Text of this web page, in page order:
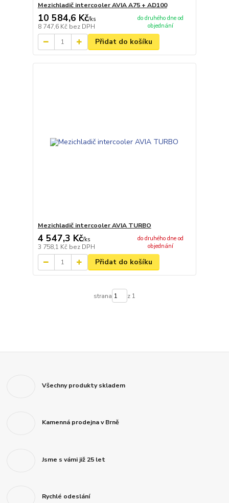
Mezichladič intercooler AVIA A75 + AD100
10 584,6 Kč/ks
8 747,6 Kč bez DPH
do druhého dne od
objednání
Přidat do košíku
Mezichladič intercooler AVIA TURBO
4 547,3 Kč/ks
3 758,1 Kč bez DPH
do druhého dne od
objednání
Přidat do košíku
strana z 1
Všechny produkty skladem
Kamenná prodejna v Brně
Jsme s vámi již 25 let
Rychlé odeslání